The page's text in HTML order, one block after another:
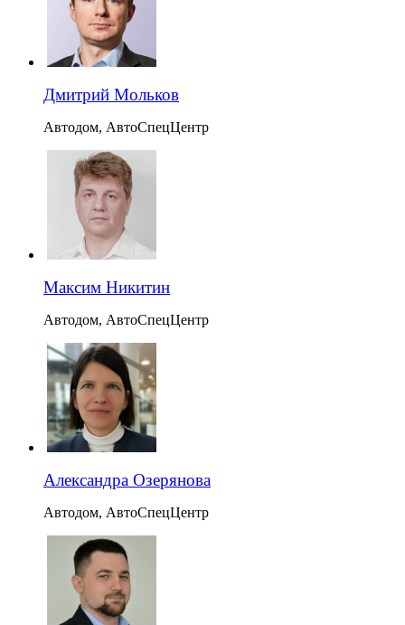
Дмитрий Мольков
Автодом, АвтоСпецЦентр
Максим Никитин
Автодом, АвтоСпецЦентр
Александра Озерянова
Автодом, АвтоСпецЦентр